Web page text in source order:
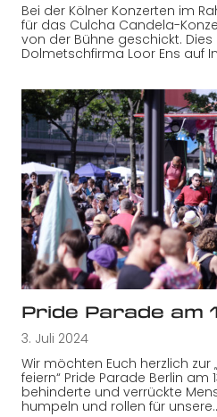
Bei der Kölner Konzerten im
für das Culcha Candela-
von der Bühne geschickt.
Dolmetschfirma Loor Ens auf
Pride Parade am
3. Juli 2024
Wir möchten Euch herzlich
feiern“ Pride Parade Berlin am
behinderte und verrückte
humpeln und rollen für